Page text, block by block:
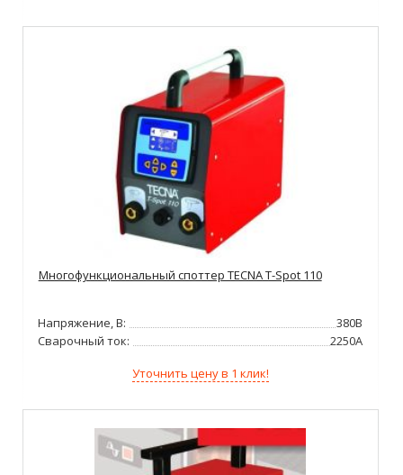
Многофункциональный споттер TECNA T-Spot 110
Напряжение, В:
380В
Сварочный ток:
2250А
Уточнить цену в 1 клик!